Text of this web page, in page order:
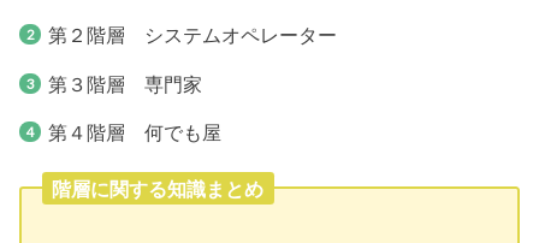
第２階層 システムオペレーター
第３階層 専門家
第４階層 何でも屋
階層に関する知識まとめ